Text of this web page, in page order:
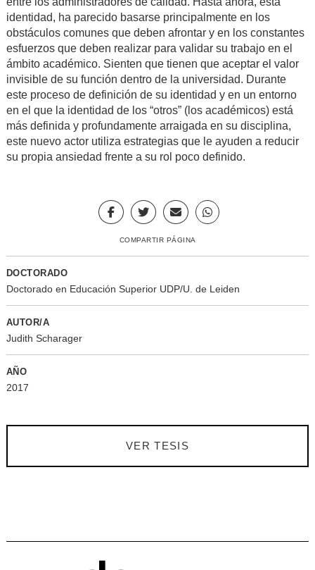
identidad, ha parecido basarse principalmente en los
obstáculos comunes que deben afrontar y en los constantes
esfuerzos que deben realizar para validar su trabajo en el
ámbito académico. Sienten que tienen que aceptar el valor
invisible de su función dentro de la universidad. Durante
este proceso de definición de su identidad y en un entorno
en el que la identidad de los “otros” (los académicos) está
más definida y profundamente arraigada en su disciplina,
este nuevo actor utiliza estrategias que le ayuden a reducir
su propia ansiedad frente a su rol poco definido.
COMPARTIR PÁGINA
DOCTORADO
Doctorado en Educación Superior UDP/U. de Leiden
AUTOR/A
Judith Scharager
AÑO
2017
VER TESIS